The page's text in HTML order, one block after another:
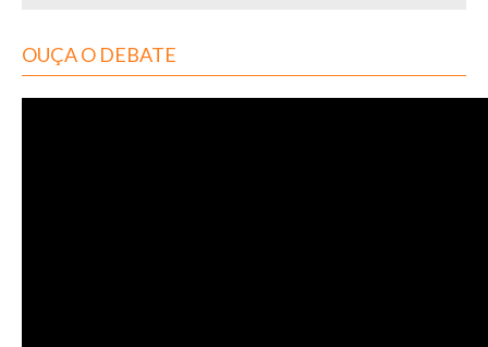
OUÇA O DEBATE